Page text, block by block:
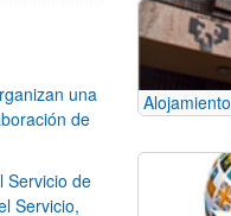
una
de
Servicio de
Servicio,